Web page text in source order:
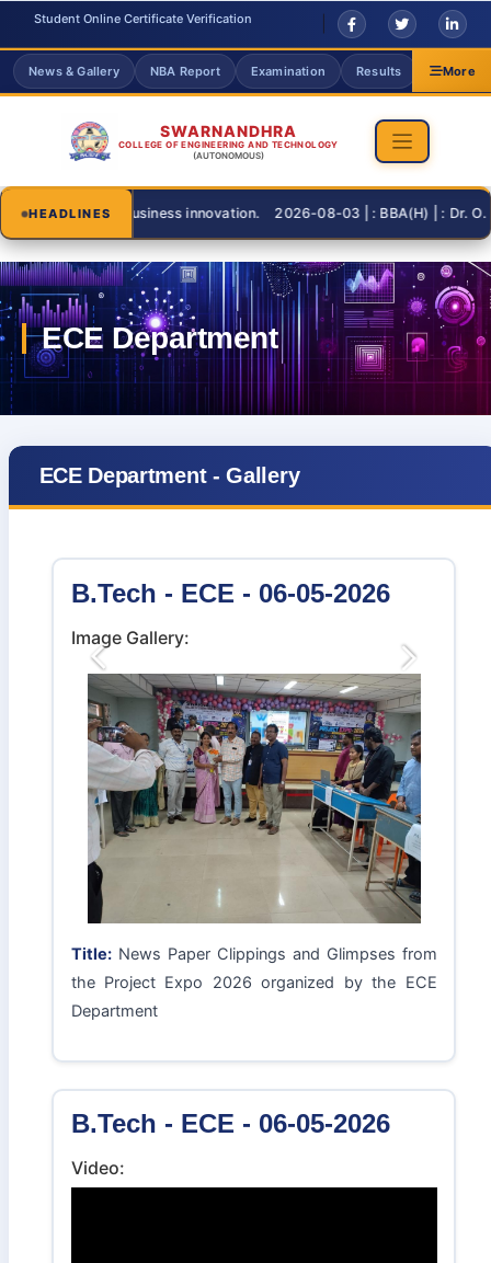
Student Online Certificate Verification
News & Gallery NBA Report Examination Results More
SWARNANDHRA
COLLEGE OF ENGINEERING AND TECHNOLOGY
(AUTONOMOUS)
HEADLINES2026-08-03 | : BBA(H) | : Dr. O. V. A. M.
ECE Department - Gallery
B.Tech - ECE - 06-05-2026
Image Gallery:
Previous Next
Title:News Paper Clippings and Glimpses from
the Project Expo 2026 organized by the ECE
Department
B.Tech - ECE - 06-05-2026
Video: